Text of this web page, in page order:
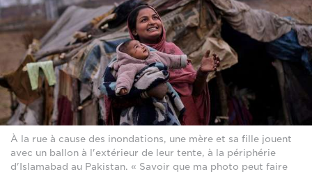
À la rue à cause des inondations, une mère et sa fille jouent
avec un ballon à l'extérieur de leur tente, à la périphérie
d'Islamabad au Pakistan. « Savoir que ma photo peut faire